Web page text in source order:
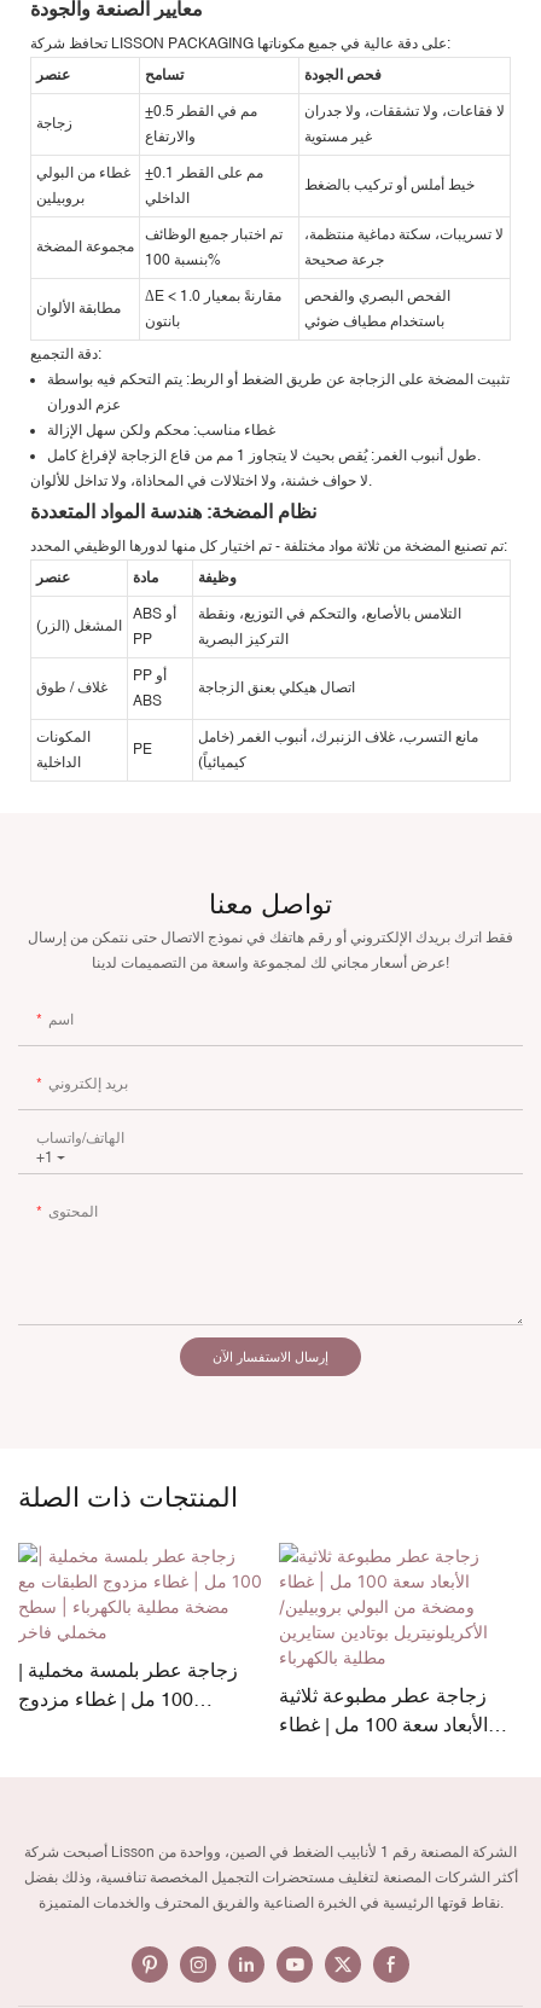
معايير الصنعة والجودة
تحافظ شركة LISSON PACKAGING على دقة عالية في جميع مكوناتها:
عنصر
تسامح فحص الجودة
زجاجة
±0.5 مم في القطر
والارتفاع
لا فقاعات، ولا تشققات، ولا جدران
غير مستوية
غطاء من البولي
بروبيلين
±0.1 مم على القطر
الداخلي
خيط أملس أو تركيب بالضغط
مجموعة المضخة
تم اختبار جميع الوظائف
بنسبة 100%
لا تسريبات، سكتة دماغية منتظمة،
جرعة صحيحة
مطابقة الألوان
ΔE < 1.0 مقارنةً بمعيار
بانتون
الفحص البصري والفحص
باستخدام مطياف ضوئي
دقة التجميع:
تثبيت المضخة على الزجاجة عن طريق الضغط أو الربط: يتم التحكم فيه بواسطة
عزم الدوران
غطاء مناسب: محكم ولكن سهل الإزالة
طول أنبوب الغمر: يُقص بحيث لا يتجاوز 1 مم من قاع الزجاجة لإفراغ كامل.
لا حواف خشنة، ولا اختلالات في المحاذاة، ولا تداخل للألوان.
نظام المضخة: هندسة المواد المتعددة
تم تصنيع المضخة من ثلاثة مواد مختلفة - تم اختيار كل منها لدورها الوظيفي المحدد:
عنصر
مادة وظيفة
المشغل (الزر)
ABS أو
PP
التلامس بالأصابع، والتحكم في التوزيع، ونقطة
التركيز البصرية
غلاف / طوق
PP أو
ABS
اتصال هيكلي بعنق الزجاجة
المكونات
الداخلية
PE
مانع التسرب، غلاف الزنبرك، أنبوب الغمر (خامل
كيميائياً)
تواصل معنا
فقط اترك بريدك الإلكتروني أو رقم هاتفك في نموذج الاتصال حتى نتمكن من إرسال
عرض أسعار مجاني لك لمجموعة واسعة من التصميمات لدينا!
اسم
بريد إلكتروني
+1
الهاتف/واتساب
المحتوى
إرسال الاستفسار الآن
المنتجات ذات الصلة
زجاجة عطر بلمسة مخملية |
100 مل | غطاء مزدوج
زجاجة عطر مطبوعة ثلاثية
الأبعاد سعة 100 مل | غطاء
أصبحت شركة Lisson الشركة المصنعة رقم 1 لأنابيب الضغط في الصين، وواحدة من
أكثر الشركات المصنعة لتغليف مستحضرات التجميل المخصصة تنافسية، وذلك بفضل
نقاط قوتها الرئيسية في الخبرة الصناعية والفريق المحترف والخدمات المتميزة.